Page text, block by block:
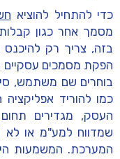
כדי להתחיל להוציא
מסמך אחר כגון
בזה, צריך רק
הפקת מסמכים עסקיים
בוחרים שם משתמש,
כמו להוריד
העסק, מגדירים
שמדווח למע"מ או לא
המערכת. המשמעות